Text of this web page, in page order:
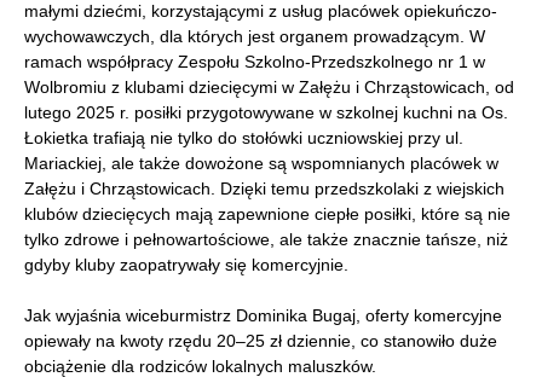
małymi dziećmi, korzystającymi z usług placówek opiekuńczo-
wychowawczych, dla których jest organem prowadzącym. W
ramach współpracy Zespołu Szkolno-Przedszkolnego nr 1 w
Wolbromiu z klubami dziecięcymi w Załężu i Chrząstowicach, od
lutego 2025 r. posiłki przygotowywane w szkolnej kuchni na Os.
Łokietka trafiają nie tylko do stołówki uczniowskiej przy ul.
Mariackiej, ale także dowożone są wspomnianych placówek w
Załężu i Chrząstowicach. Dzięki temu przedszkolaki z wiejskich
klubów dziecięcych mają zapewnione ciepłe posiłki, które są nie
tylko zdrowe i pełnowartościowe, ale także znacznie tańsze, niż
gdyby kluby zaopatrywały się komercyjnie.
Jak wyjaśnia wiceburmistrz Dominika Bugaj, oferty komercyjne
opiewały na kwoty rzędu 20–25 zł dziennie, co stanowiło duże
obciążenie dla rodziców lokalnych maluszków.